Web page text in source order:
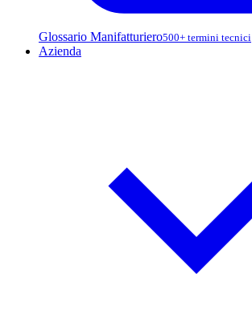
Glossario Manifatturiero500+ termini tecnici
Azienda